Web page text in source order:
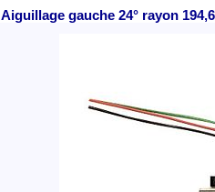
Aiguillage gauche 24° rayon